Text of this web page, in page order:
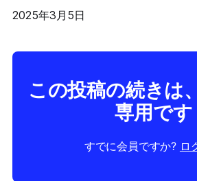
2025年3月5日
この投稿の続きは
専用です
すでに会員ですか? ロ